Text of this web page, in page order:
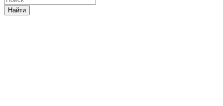
Найти